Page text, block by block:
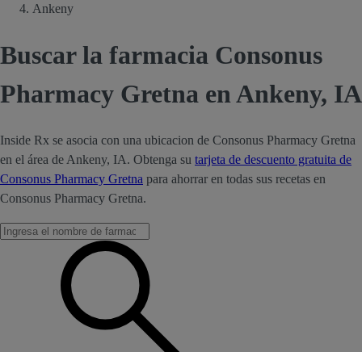
Ankeny
Buscar la farmacia Consonus
Pharmacy Gretna en Ankeny, IA
Inside Rx se asocia con una ubicacion de Consonus Pharmacy Gretna
en el área de Ankeny, IA. Obtenga su tarjeta de descuento gratuita de
Consonus Pharmacy Gretna para ahorrar en todas sus recetas en
Consonus Pharmacy Gretna.